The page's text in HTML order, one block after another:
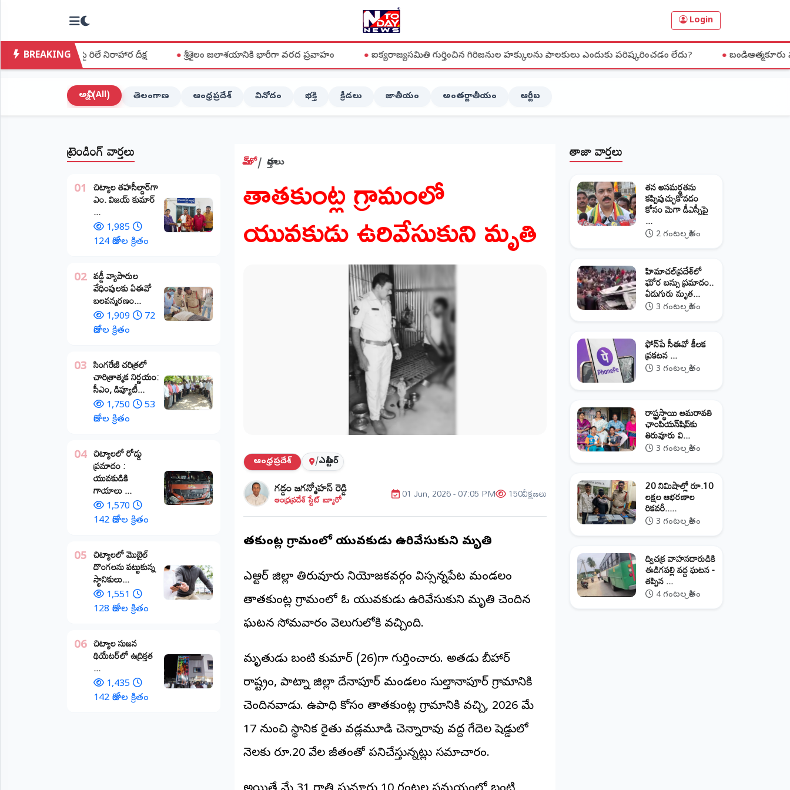
NTODAY×
హోమ్
Login
BREAKING
రిలే నిరాహార దీక్ష ●శ్రీశైలం జలాశయానికి భారీగా వరద ప్రవాహం ●ఐక్యరాజ్యసమితి గుర్తించిన గిరిజనుల హక్కులను పాలకులు ఎందుకు పరిష్కరించడం లేదు? ●బండిఆత్మకూరు మండలం
అన్నీ (All) తెలంగాణ ఆంధ్రప్రదేశ్ వినోదం భక్తి క్రీడలు జాతీయం అంతర్జాతీయం ఆర్టీఐ
ట్రెండింగ్ వార్తలు
01 ​చిట్యాల తహసీల్దార్‌గా
ఎం. విజయ్ కుమార్
...
1,985
124 రోజుల క్రితం
02 వడ్డీ వ్యాపారుల
వేధింపులకు ఏఈవో
బలవన్మరణం...
1,909
72
రోజుల క్రితం
03 ​సింగరేణి చరిత్రలో
చారిత్రాత్మక నిర్ణయం:
సీఎం, డిప్యూటీ...
1,750
53
రోజుల క్రితం
04 చిట్యాలలో రోడ్డు
ప్రమాదం :
యువకుడికి
గాయాలు ​...
1,570
142 రోజుల క్రితం
05 చిట్యాలలో మొబైల్
దొంగలను పట్టుకున్న
స్థానికులు...
1,551
128 రోజుల క్రితం
06 చిట్యాల సుజన
థియేటర్‌లో ఉద్రిక్తత
...
1,435
142 రోజుల క్రితం
హోమ్ వార్తలు
తాతకుంట్ల గ్రామంలో
యువకుడు ఉరివేసుకుని మృతి
ఆంధ్రప్రదేశ్ /ఎన్టీఆర్
గడ్డం జగన్మోహన్ రెడ్డి
ఆంధ్రప్రదేశ్ స్టేట్ బ్యూరో 01 Jun, 2026 - 07:05 PM 150వీక్షణలు
తాతకుంట్ల గ్రామంలో యువకుడు ఉరివేసుకుని మృతి
ఎన్టీఆర్ జిల్లా తిరువూరు నియోజకవర్గం విస్సన్నపేట మండలం
తాతకుంట్ల గ్రామంలో ఓ యువకుడు ఉరివేసుకుని మృతి చెందిన
ఘటన సోమవారం వెలుగులోకి వచ్చింది.
మృతుడు బంటి కుమార్ (26)గా గుర్తించారు. అతడు బీహార్
రాష్ట్రం, పాట్నా జిల్లా దేనాపూర్ మండలం సుల్తానాపూర్ గ్రామానికి
చెందినవాడు. ఉపాధి కోసం తాతకుంట్ల గ్రామానికి వచ్చి, 2026 మే
17 నుంచి స్థానిక రైతు వడ్లమూడి చెన్నారావు వద్ద గేదెల షెడ్డులో
నెలకు రూ.20 వేల జీతంతో పనిచేస్తున్నట్లు సమాచారం.
తాజా వార్తలు
తన అసమర్థతను
కప్పిపుచ్చుకోవడం
కోసం మెగా డీఎస్సీపై
...
2 గంటల క్రితం
హిమాచల్‌ప్రదేశ్‌లో
ఘోర బస్సు ప్రమాదం..
ఏడుగురు మృత...
3 గంటల క్రితం
ఫోన్‌పే సీఈవో కీలక
ప్రకటన ...
3 గంటల క్రితం
రాష్ట్రస్థాయి అమరావతి
ఛాంపియన్‌షిప్‌కు
తిరువూరు వి...
3 గంటల క్రితం
20 నిమిషాల్లో రూ.10
లక్షల ఆభరణాల
రికవరీ.....
3 గంటల క్రితం
ద్విచక్ర వాహనదారుడికి
ఈడిగపల్లి వద్ద ఘటన -
తప్పిన ...
4 గంటల క్రితం